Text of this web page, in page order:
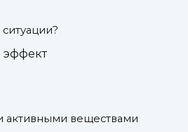
эффект
веществами